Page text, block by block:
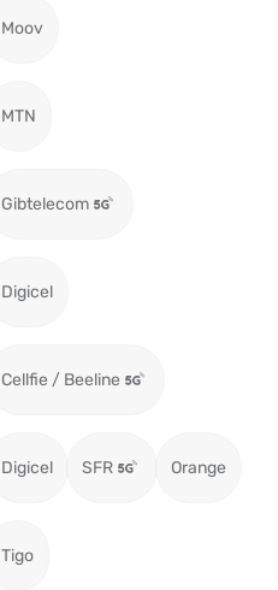
Moov
MTN
Gibtelecom
Digicel
Cellfie / Beeline
Digicel SFR Orange
Tigo